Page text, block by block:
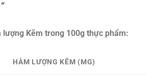
lượng Kẽm trong 100g thực phẩm:
HÀM LƯỢNG KẼM (MG)